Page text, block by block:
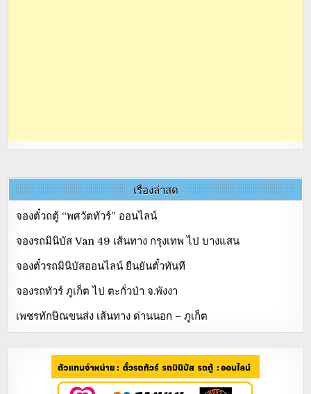
เรื่องล่าสุด
จองตั๋วถตู้ “พศวัตทัวร์” ออนไลน์
จองรถมินิบัส Van 49 เส้นทาง กรุงเทพ ไป บางแสน
จองตั๋วรถมินิบัสออนไลน์ ยืนยันตั๋วทันที
จองรถทัวร์ ภูเก็ต ไป ตะกั่วป่า จ.พังงา
เพชรทักษิณขนส่ง เส้นทาง ด่านนอก – ภูเก็ต